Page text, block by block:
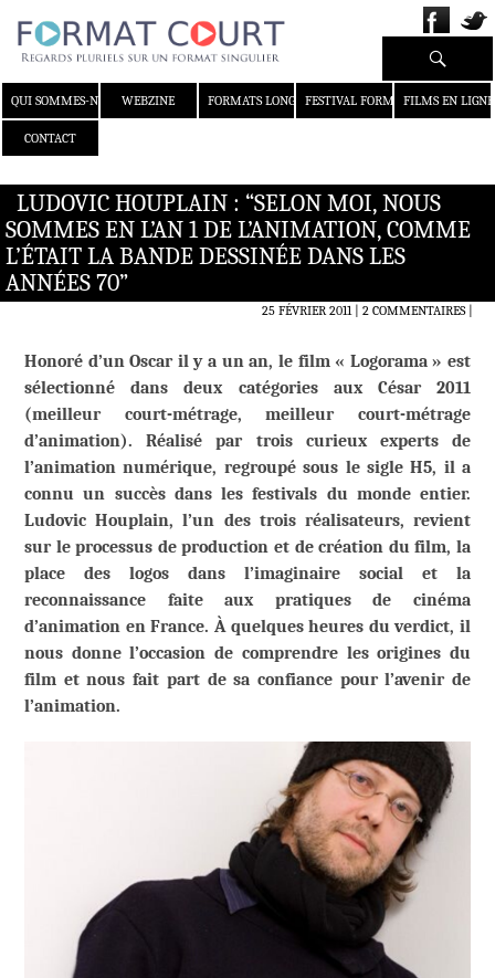
QUI SOMMES-NOUS ?WEBZINE FORMATS LONGS FESTIVAL FORMAT COURT
FILMS EN LIGNE
CONTACT
Recherche
LUDOVIC HOUPLAIN : “SELON MOI, NOUS
SOMMES EN L’AN 1 DE L’ANIMATION, COMME
L’ÉTAIT LA BANDE DESSINÉE DANS LES
ANNÉES 70”
25 FÉVRIER 2011 2 COMMENTAIRES|
Honoré d’un Oscar il y a un an, le film « Logorama » est
sélectionné dans deux catégories aux César 2011
(meilleur court-métrage, meilleur court-métrage
d’animation). Réalisé par trois curieux experts de
l’animation numérique, regroupé sous le sigle H5, il a
connu un succès dans les festivals du monde entier.
Ludovic Houplain, l’un des trois réalisateurs, revient
sur le processus de production et de création du film, la
place des logos dans l’imaginaire social et la
reconnaissance faite aux pratiques de cinéma
d’animation en France. À quelques heures du verdict, il
nous donne l’occasion de comprendre les origines du
film et nous fait part de sa confiance pour l’avenir de
l’animation.